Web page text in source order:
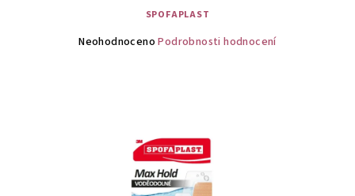
SPOFAPLAST
Průměrné
hvězdiček.
Neohodnoceno Podrobnosti hodnocení